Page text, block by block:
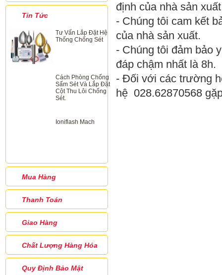
Tin Tức
Tư Vấn Lắp Đặt Hệ
Thống Chống Sét
Cách Phòng Chống
Sấm Sét Và Lắp Đặt
Cột Thu Lôi Chống
Sét.
Ioniflash Mach
Mua Hàng
Thanh Toán
Giao Hàng
Chất Lượng Hàng Hóa
Quy Định Bảo Mật
định của nhà sản
- Chúng tôi cam kết
của nhà sản xuất.
- Chúng tôi đảm bảo
đáp chậm nhất là 8h.
- Đối với các trường
hệ 028.62870568